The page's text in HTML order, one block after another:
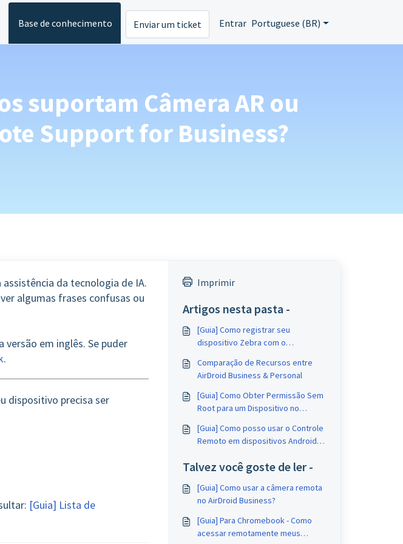
Base de conhecimento Enviar um ticket Entrar Portuguese (BR)
suportam Câmera AR ou
Support for Business?
da tecnologia de IA.
algumas frases confusas ou
em inglês. Se puder
.
dispositivo precisa ser
[Guia] Lista de
Imprimir
Artigos nesta pasta -
[Guia] Como registrar seu
dispositivo Zebra com o
Comparação de Recursos entre
AirDroid Business & Personal
[Guia] Como Obter Permissão Sem
Root para um Dispositivo no
[Guia] Como posso usar o Controle
Remoto em dispositivos Android
Talvez você goste de ler -
[Guia] Como usar a câmera remota
no AirDroid Business?
[Guia] Para Chromebook - Como
acessar remotamente meus